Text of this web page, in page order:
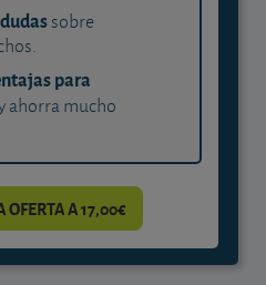
sobre
para
ahorra mucho
OFERTA A 17,00€